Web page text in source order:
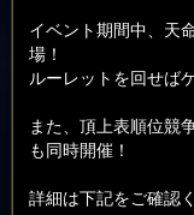
イベント期間中、天
場！
ルーレットを回せば
また、頂上表順位競
も同時開催！
詳細は下記をご確認